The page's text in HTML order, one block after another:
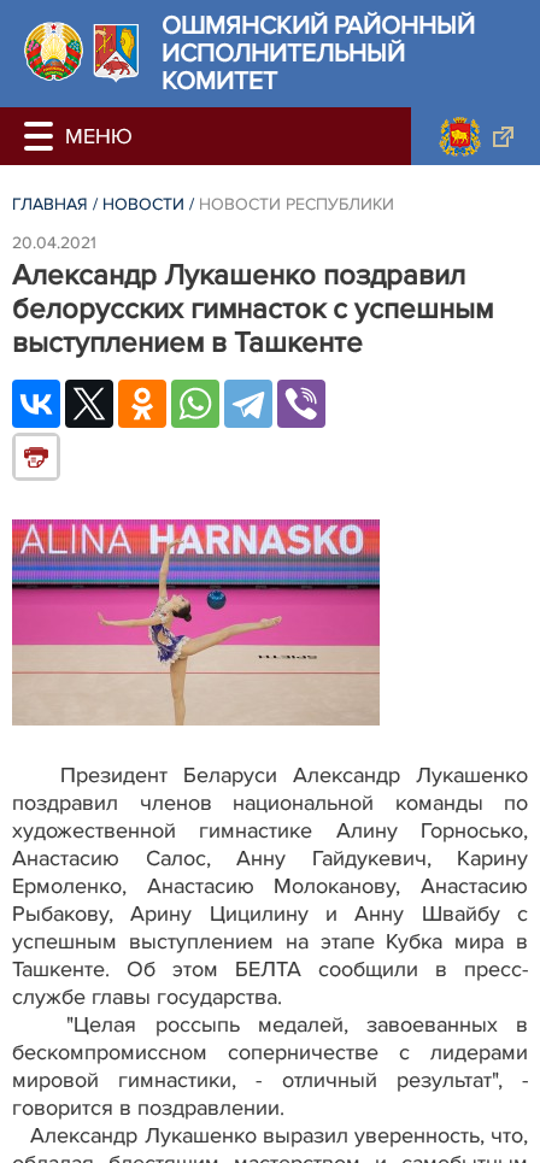
ОШМЯНСКИЙ РАЙОННЫЙ
ИСПОЛНИТЕЛЬНЫЙ
КОМИТЕТ
ГЛАВНАЯ / НОВОСТИ / НОВОСТИ РЕСПУБЛИКИ
20.04.2021
Александр Лукашенко поздравил
белорусских гимнасток с успешным
выступлением в Ташкенте
Президент Беларуси Александр Лукашенко
поздравил членов национальной команды по
художественной гимнастике Алину Горносько,
Анастасию Салос, Анну Гайдукевич, Карину
Ермоленко, Анастасию Молоканову, Анастасию
Рыбакову, Арину Цицилину и Анну Швайбу с
успешным выступлением на этапе Кубка мира в
Ташкенте. Об этом БЕЛТА сообщили в пресс-
службе главы государства.
"Целая россыпь медалей, завоеванных в
бескомпромиссном соперничестве с лидерами
мировой гимнастики, - отличный результат", -
говорится в поздравлении.
Александр Лукашенко выразил уверенность, что,